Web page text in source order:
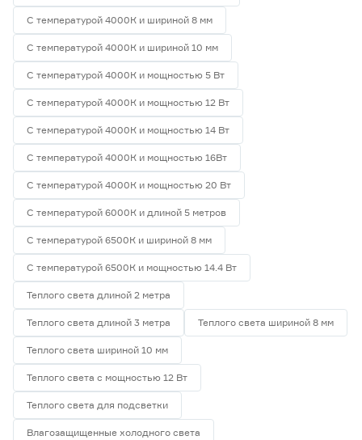
С температурой 4000К и шириной 8 мм
С температурой 4000К и шириной 10 мм
С температурой 4000К и мощностью 5 Вт
С температурой 4000К и мощностью 12 Вт
С температурой 4000К и мощностью 14 Вт
С температурой 4000К и мощностью 16Вт
С температурой 4000К и мощностью 20 Вт
С температурой 6000К и длиной 5 метров
С температурой 6500К и шириной 8 мм
С температурой 6500К и мощностью 14.4 Вт
Теплого света длиной 2 метра
Теплого света длиной 3 метра Теплого света шириной 8 мм
Теплого света шириной 10 мм
Теплого света с мощностью 12 Вт
Теплого света для подсветки
Влагозащищенные холодного света